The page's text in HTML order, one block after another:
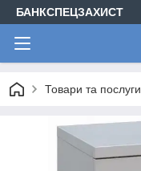
БАНКСПЕЦЗАХИСТ
Товари та послуги